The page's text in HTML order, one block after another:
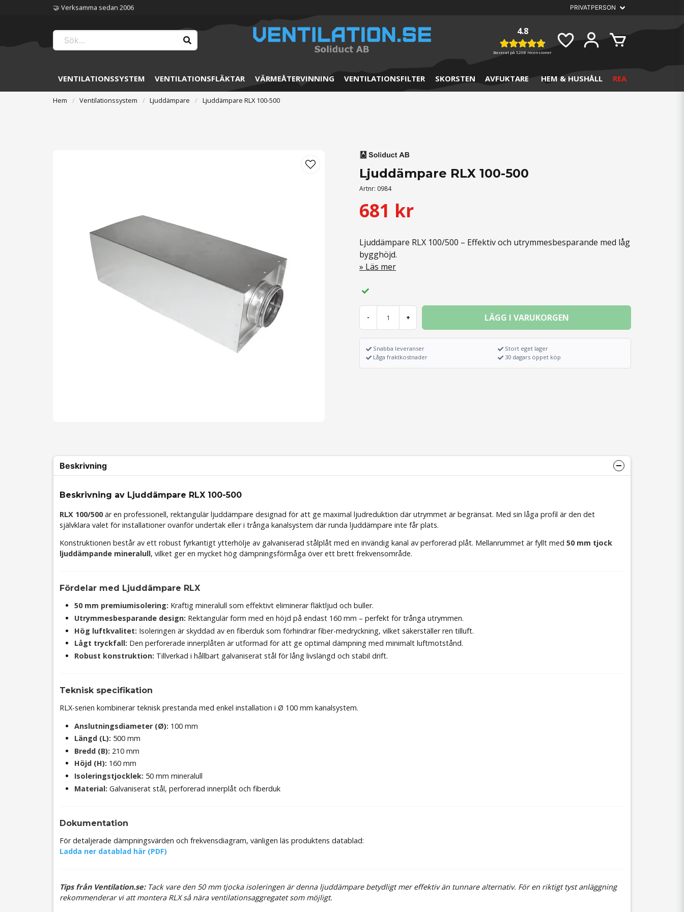
🏆 Störst på ventilation
4.8
Baserat på 5268 recensioner
VENTILATIONSSYSTEM VENTILATIONSFLÄKTAR VÄRMEÅTERVINNING VENTILATIONSFILTER SKORSTEN AVFUKTARE HEM & HUSHÅLL REA
Hem Ventilationssystem Ljuddämpare Ljuddämpare RLX 100-500
Ljuddämpare RLX 100-500
Artnr: 0984
681 kr
Ljuddämpare RLX 100/500 – Effektiv och utrymmesbesparande med låg
bygghöjd.
Läs mer
- + LÄGG I VARUKORGEN
Snabba leveranser
Låga fraktkostnader
Stort eget lager
30 dagars öppet köp
Beskrivning
Beskrivning av Ljuddämpare RLX 100-500
RLX 100/500är en professionell, rektangulär ljuddämpare designad för att ge maximal ljudreduktion där utrymmet är begränsat. Med sin låga profil är den det
självklara valet för installationer ovanför undertak eller i trånga kanalsystem där runda ljuddämpare inte får plats.
Konstruktionen består av ett robust fyrkantigt ytterhölje av galvaniserad stålplåt med en invändig kanal av perforerad plåt. Mellanrummet är fyllt med 50 mm tjock
ljuddämpande mineralull, vilket ger en mycket hög dämpningsförmåga över ett brett frekvensområde.
Fördelar med Ljuddämpare RLX
50 mm premiumisolering: Kraftig mineralull som effektivt eliminerar fläktljud och buller.
Utrymmesbesparande design: Rektangulär form med en höjd på endast 160 mm – perfekt för trånga utrymmen.
Hög luftkvalitet: Isoleringen är skyddad av en fiberduk som förhindrar fiber-medryckning, vilket säkerställer ren tilluft.
Lågt tryckfall: Den perforerade innerplåten är utformad för att ge optimal dämpning med minimalt luftmotstånd.
Robust konstruktion: Tillverkad i hållbart galvaniserat stål för lång livslängd och stabil drift.
Teknisk specifikation
RLX-serien kombinerar teknisk prestanda med enkel installation i Ø 100 mm kanalsystem.
Anslutningsdiameter (Ø): 100 mm
Längd (L): 500 mm
Bredd (B): 210 mm
Höjd (H): 160 mm
Isoleringstjocklek: 50 mm mineralull
Material: Galvaniserat stål, perforerad innerplåt och fiberduk
Dokumentation
För detaljerade dämpningsvärden och frekvensdiagram, vänligen läs produktens datablad:
Ladda ner datablad här (PDF)
Tips från Ventilation.se:Tack vare den 50 mm tjocka isoleringen är denna ljuddämpare betydligt mer effektiv än tunnare alternativ. För en riktigt tyst anläggning
rekommenderar vi att montera RLX så nära ventilationsaggregatet som möjligt.